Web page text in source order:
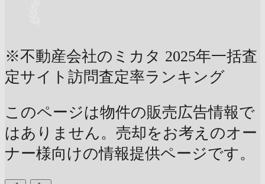
※不動産会社のミカタ 2025年一括査
定サイト訪問査定率ランキング
このページは物件の販売広告情報で
はありません。売却をお考えのオー
ナー様向けの情報提供ページです。